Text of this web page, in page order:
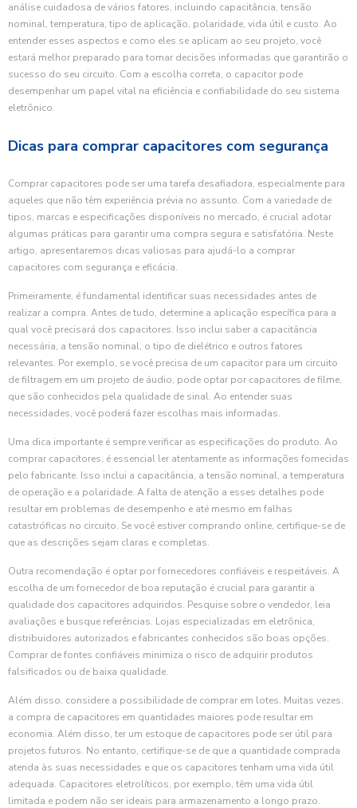
análise cuidadosa de vários fatores, incluindo capacitância, tensão
nominal, temperatura, tipo de aplicação, polaridade, vida útil e custo. Ao
entender esses aspectos e como eles se aplicam ao seu projeto, você
estará melhor preparado para tomar decisões informadas que garantirão o
sucesso do seu circuito. Com a escolha correta, o capacitor pode
desempenhar um papel vital na eficiência e confiabilidade do seu sistema
eletrônico.
Dicas para comprar capacitores com segurança
Comprar capacitores pode ser uma tarefa desafiadora, especialmente para
aqueles que não têm experiência prévia no assunto. Com a variedade de
tipos, marcas e especificações disponíveis no mercado, é crucial adotar
algumas práticas para garantir uma compra segura e satisfatória. Neste
artigo, apresentaremos dicas valiosas para ajudá-lo a comprar
capacitores com segurança e eficácia.
Primeiramente, é fundamental identificar suas necessidades antes de
realizar a compra. Antes de tudo, determine a aplicação específica para a
qual você precisará dos capacitores. Isso inclui saber a capacitância
necessária, a tensão nominal, o tipo de dielétrico e outros fatores
relevantes. Por exemplo, se você precisa de um capacitor para um circuito
de filtragem em um projeto de áudio, pode optar por capacitores de filme,
que são conhecidos pela qualidade de sinal. Ao entender suas
necessidades, você poderá fazer escolhas mais informadas.
Uma dica importante é sempre verificar as especificações do produto. Ao
comprar capacitores, é essencial ler atentamente as informações fornecidas
pelo fabricante. Isso inclui a capacitância, a tensão nominal, a temperatura
de operação e a polaridade. A falta de atenção a esses detalhes pode
resultar em problemas de desempenho e até mesmo em falhas
catastróficas no circuito. Se você estiver comprando online, certifique-se de
que as descrições sejam claras e completas.
Outra recomendação é optar por fornecedores confiáveis e respeitáveis. A
escolha de um fornecedor de boa reputação é crucial para garantir a
qualidade dos capacitores adquiridos. Pesquise sobre o vendedor, leia
avaliações e busque referências. Lojas especializadas em eletrônica,
distribuidores autorizados e fabricantes conhecidos são boas opções.
Comprar de fontes confiáveis minimiza o risco de adquirir produtos
falsificados ou de baixa qualidade.
Além disso, considere a possibilidade de comprar em lotes. Muitas vezes,
a compra de capacitores em quantidades maiores pode resultar em
economia. Além disso, ter um estoque de capacitores pode ser útil para
projetos futuros. No entanto, certifique-se de que a quantidade comprada
atenda às suas necessidades e que os capacitores tenham uma vida útil
adequada. Capacitores eletrolíticos, por exemplo, têm uma vida útil
limitada e podem não ser ideais para armazenamento a longo prazo.